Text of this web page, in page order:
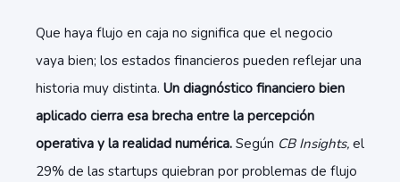
Que haya flujo en caja no significa que el negocio
vaya bien; los estados financieros pueden reflejar una
historia muy distinta. Un diagnóstico financiero bien
aplicado cierra esa brecha entre la percepción
operativa y la realidad numérica. Según CB Insights, el
29% de las startups quiebran por problemas de flujo